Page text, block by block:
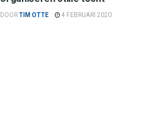
DOORTIM OTTE 4 FEBRUARI 2020